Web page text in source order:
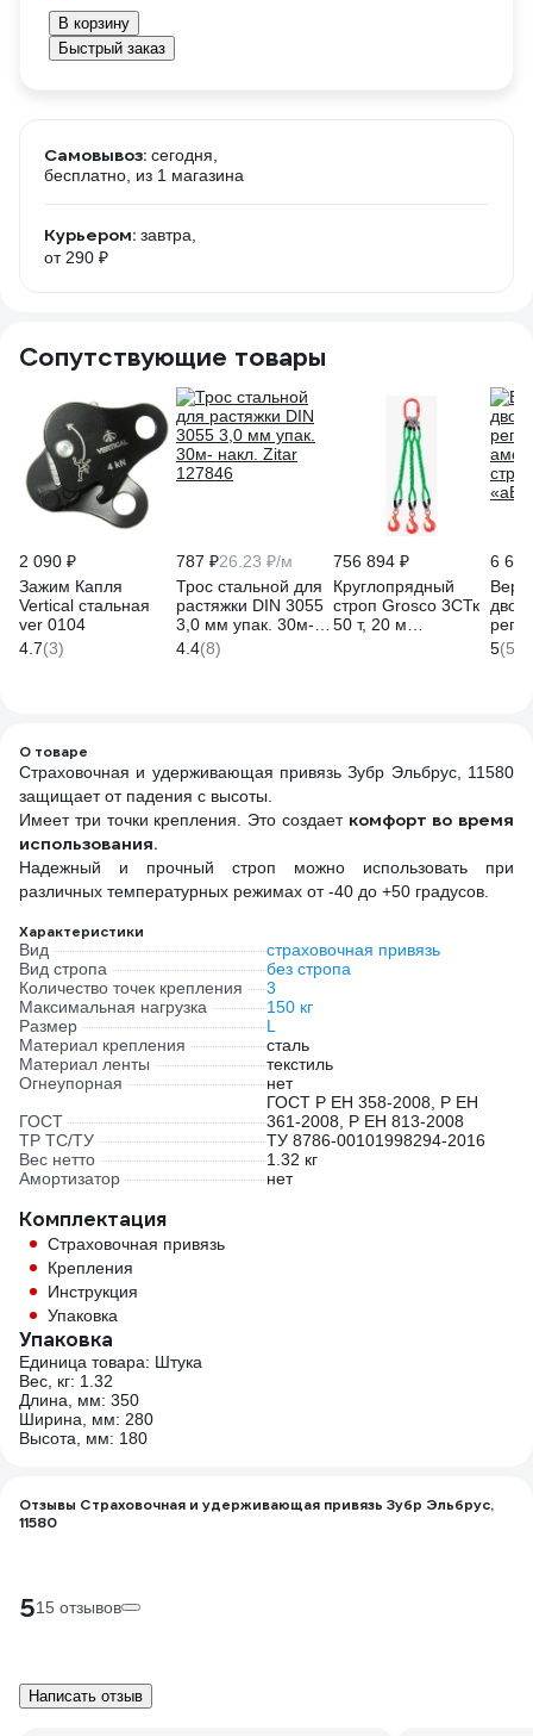
В корзину
Быстрый заказ
Самовывоз: сегодня,
бесплатно , из 1 магазина
Курьером: завтра,
от 290 ₽
Сопутствующие товары
2 090 ₽
Зажим Капля
Vertical стальная
ver 0104
4.7(3)
787 ₽26.23 ₽/м
Трос стальной для
растяжки DIN 3055
3,0 мм упак. 30м-
накл. Zitar 127846
4.4(8)
756 894 ₽
Круглопрядный
строп Grosco 3СТк
50 т, 20 м
6
5(5)
О товаре
Страховочная и удерживающая привязь Зубр Эльбрус, 11580
защищает от падения с высоты.
Имеет три точки крепления. Это создаеткомфорт во время
использования.
Надежный и прочный строп можно использовать при
различных температурных режимах от -40 до +50 градусов.
Характеристики
Вид
страховочная привязь
Вид стропа
без стропа
Количество точек крепления
3
Максимальная нагрузка
150 кг
Размер
L
Материал крепления
сталь
Материал ленты
текстиль
Огнеупорная
нет
ГОСТ
ГОСТ Р ЕН 358-2008, Р ЕН
361-2008, Р ЕН 813-2008
ТР ТС/ТУ
ТУ 8786-00101998294-2016
Вес нетто
1.32 кг
Амортизатор
нет
Комплектация
Страховочная привязь
Крепления
Инструкция
Упаковка
Упаковка
Единица товара: Штука
Вес, кг: 1.32
Длина, мм: 350
Ширина, мм: 280
Высота, мм: 180
Отзывы Страховочная и удерживающая привязь Зубр Эльбрус,
11580
515 отзывов
Написать отзыв